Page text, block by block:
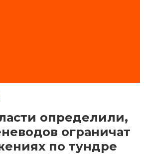
определили,
ограничат
по тундре